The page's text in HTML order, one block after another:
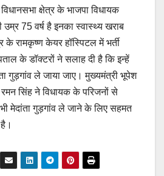
क्षेत्र के भाजपा विधायक
उम्र 75 वर्ष है इनका स्वास्थ्य खराब
के रामकृष्ण केयर हॉस्पिटल में भर्ती
के डॉक्टरों ने सलाह दी है कि इन्हें
गुड़गांव ले जाया जाए। मुख्यमंत्री भूपेश
सिंह ने विधायक के परिजनों से
मेदांता गुड़गांव ले जाने के लिए सहमत